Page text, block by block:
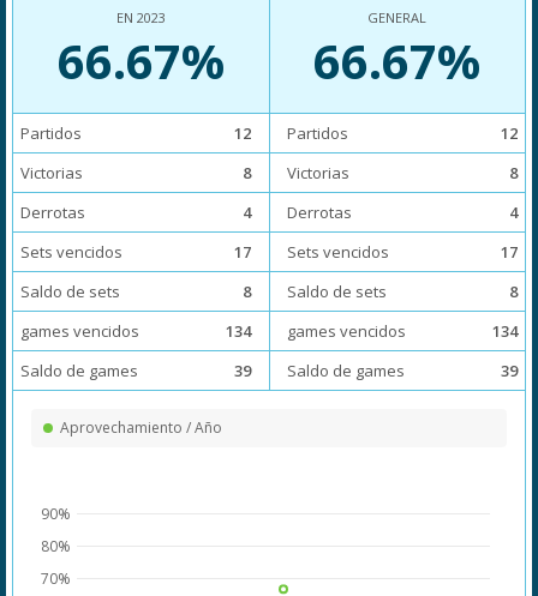
EN 2023
66.67%
Partidos
12
Victorias
8
Derrotas
4
Sets vencidos
17
Saldo de sets
8
games vencidos
134
Saldo de games
39
GENERAL
66.67%
Partidos
12
Victorias
8
Derrotas
4
Sets vencidos
17
Saldo de sets
8
games vencidos
134
Saldo de games
39
Aprovechamiento / Año
70%
80%
90%